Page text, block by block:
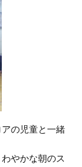
の児童と一緒
やかな朝のス